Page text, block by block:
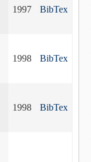
1997 BibTex
1998 BibTex
1998 BibTex